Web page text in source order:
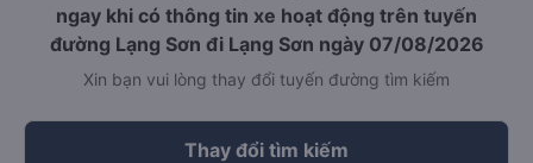
ngay khi có thông tin xe hoạt động trên tuyến
đường Lạng Sơn đi Lạng Sơn ngày 07/08/2026
Xin bạn vui lòng thay đổi tuyến đường tìm kiếm
Thay đổi tìm kiếm